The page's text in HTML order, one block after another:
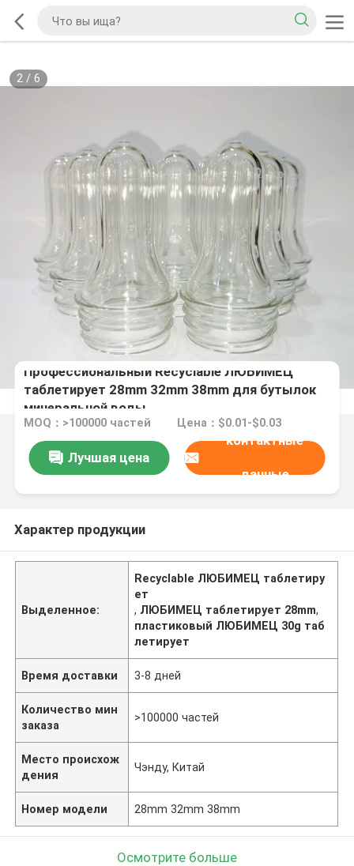
2/ 6
Профессиональный Recyclable ЛЮБИМЕЦ
таблетирует 28mm 32mm 38mm для бутылок
минеральной воды
MOQ：>100000 частей Цена：$0.01-$0.03
Лучшая цена
контактные
данные
Характер продукции
Выделенное:
Recyclable ЛЮБИМЕЦ таблетиру
ет
, ЛЮБИМЕЦ таблетирует 28mm,
пластиковый ЛЮБИМЕЦ 30g таб
летирует
Время доставки 3-8 дней
Количество мин
заказа
>100000 частей
Место происхож
дения
Чэнду, Китай
Номер модели 28mm 32mm 38mm
Осмотрите больше